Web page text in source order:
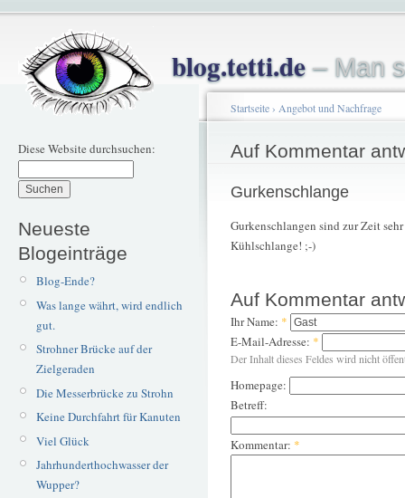
blog.tetti.de– Man
Diese Website durchsuchen:
Neueste
Blogeinträge
Blog-Ende?
Was lange währt, wird endlich
gut.
Strohner Brücke auf der
Zielgeraden
Die Messerbrücke zu Strohn
Keine Durchfahrt für Kanuten
Viel Glück
Jahrhunderthochwasser der
Wupper?
Startseite› Angebot und Nachfrage
Auf Kommentar
Gurkenschlange
Gurkenschlangen sind zur Zeit
Kühlschlange! ;-)
Auf Kommentar
Ihr Name: *
E-Mail-Adresse: *
Der Inhalt dieses Feldes wird nicht
Homepage:
Betreff:
Kommentar: *